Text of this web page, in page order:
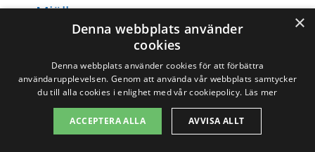
Mjölby
Skenäs
Fjälkinge
×
Denna webbplats använder
cookies
Denna webbplats använder cookies för att förbättra
användarupplevelsen. Genom att använda vår webbplats samtycker
du till alla cookies i enlighet med vår cookiepolicy. Läs mer
ACCEPTERA ALLA AVVISA ALLT